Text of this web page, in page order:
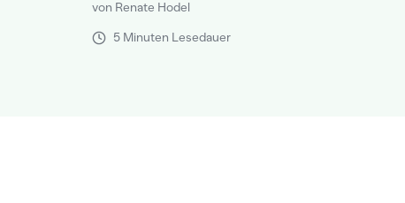
von Renate Hodel
5 Minuten Lesedauer